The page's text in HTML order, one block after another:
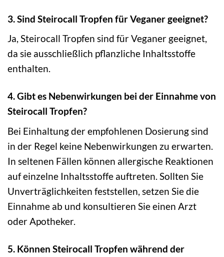
3. Sind Steirocall Tropfen für Veganer geeignet?
Ja, Steirocall Tropfen sind für Veganer geeignet,
da sie ausschließlich pflanzliche Inhaltsstoffe
enthalten.
4. Gibt es Nebenwirkungen bei der Einnahme von
Steirocall Tropfen?
Bei Einhaltung der empfohlenen Dosierung sind
in der Regel keine Nebenwirkungen zu erwarten.
In seltenen Fällen können allergische Reaktionen
auf einzelne Inhaltsstoffe auftreten. Sollten Sie
Unverträglichkeiten feststellen, setzen Sie die
Einnahme ab und konsultieren Sie einen Arzt
oder Apotheker.
5. Können Steirocall Tropfen während der